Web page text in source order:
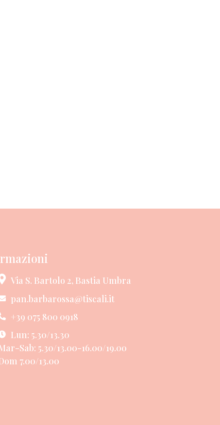
Via S. Bartolo 2, Bastia Umbra
pan.barbarossa@tiscali.it
+39 075 800 0918
Lun: 5.30/13.30
Sab: 5.30/13.00-16.00/19.00
7.00/13.00